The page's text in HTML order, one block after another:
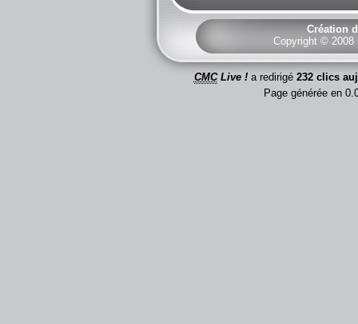
Création
Copyright © 2008
CMCLive !a redirigé 232 clics
Page générée en